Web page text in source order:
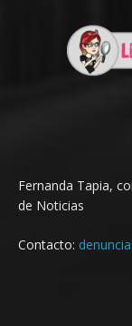
Fernanda Tapia,
de Noticias
Contacto: